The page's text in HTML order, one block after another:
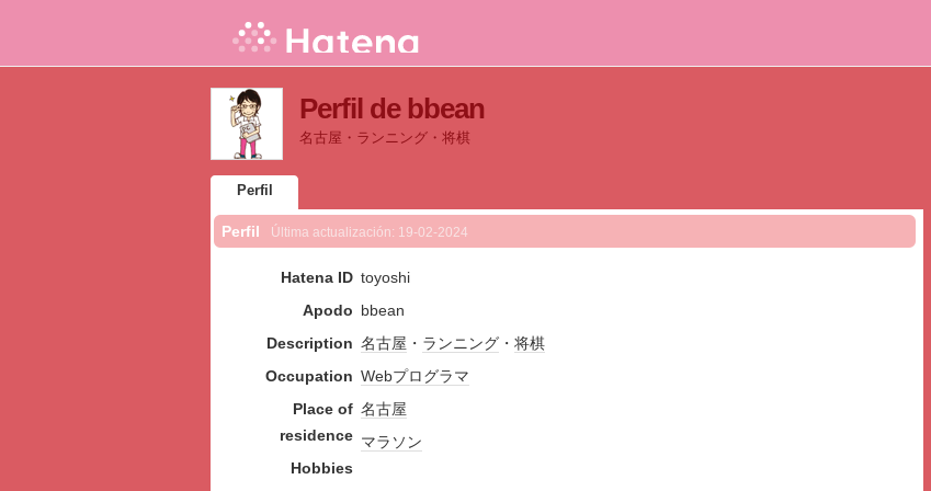
Perfil de bbean
名古屋・ランニング・将棋
Perfil
Perfil Última actualización: 19-02-2024
Hatena ID toyoshi
Apodo bbean
Description 名古屋 ・ ランニング ・ 将棋
Occupation Webプログラマ
Place of
residence
名古屋
Hobbies
マラソン